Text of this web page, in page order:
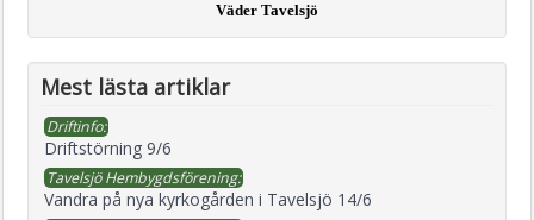
Väder Tavelsjö
Mest lästa artiklar
Driftinfo:
Driftstörning 9/6
Tavelsjö Hembygdsförening:
Vandra på nya kyrkogården i Tavelsjö 14/6